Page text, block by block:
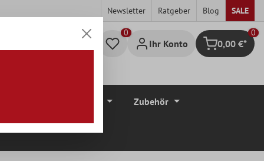
Newsletter Ratgeber Blog SALE
Ihr Konto Warenkorb
0
0,00 €*
Zubehör